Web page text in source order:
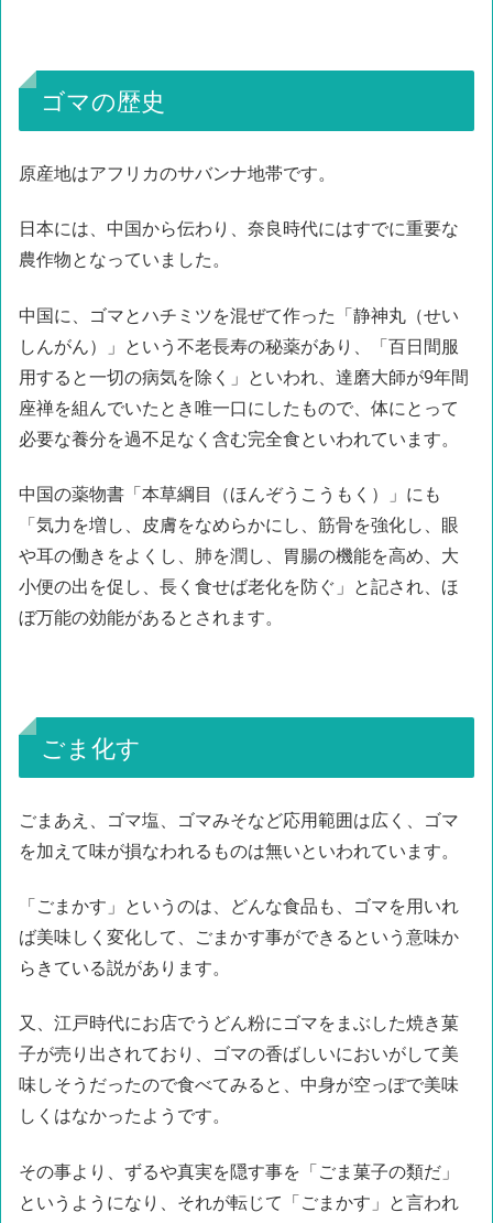
ゴマの歴史
原産地はアフリカのサバンナ地帯です。
日本には、中国から伝わり、奈良時代にはすでに重要な
農作物となっていました。
中国に、ゴマとハチミツを混ぜて作った「静神丸（せい
しんがん）」という不老長寿の秘薬があり、「百日間服
用すると一切の病気を除く」といわれ、達磨大師が9年間
座禅を組んでいたとき唯一口にしたもので、体にとって
必要な養分を過不足なく含む完全食といわれています。
中国の薬物書「本草綱目（ほんぞうこうもく）」にも
「気力を増し、皮膚をなめらかにし、筋骨を強化し、眼
や耳の働きをよくし、肺を潤し、胃腸の機能を高め、大
小便の出を促し、長く食せば老化を防ぐ」と記され、ほ
ぼ万能の効能があるとされます。
ごま化す
ごまあえ、ゴマ塩、ゴマみそなど応用範囲は広く、ゴマ
を加えて味が損なわれるものは無いといわれています。
「ごまかす」というのは、どんな食品も、ゴマを用いれ
ば美味しく変化して、ごまかす事ができるという意味か
らきている説があります。
又、江戸時代にお店でうどん粉にゴマをまぶした焼き菓
子が売り出されており、ゴマの香ばしいにおいがして美
味しそうだったので食べてみると、中身が空っぽで美味
しくはなかったようです。
その事より、ずるや真実を隠す事を「ごま菓子の類だ」
というようになり、それが転じて「ごまかす」と言われ